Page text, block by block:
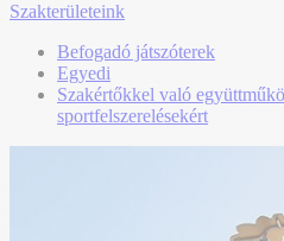
Szakterületeink
Befogadó játszóterek
Egyedi
Szakértőkkel való
sportfelszerelésekért